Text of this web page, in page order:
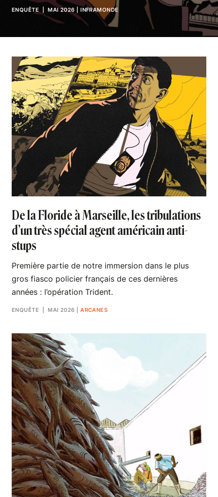
ENQUÊTE| MAI 2026 |INFRAMONDE
De la Floride à Marseille, les tribulations
d’un très spécial agent américain anti-
stups
Première partie de notre immersion dans le plus
gros fiasco policier français de ces dernières
années : l’opération Trident.
ENQUÊTE | MAI 2026 |ARCANES